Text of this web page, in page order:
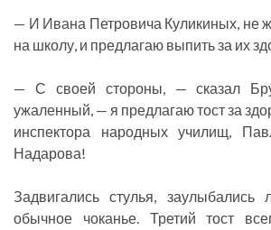
— И Ивана Петровича Куликиных, не
на школу, и предлагаю выпить за их
— С своей стороны, — сказал
ужаленный, — я предлагаю тост за
инспектора народных училищ,
Надарова!
Задвигались стулья, заулыбались
обычное чоканье. Третий тост